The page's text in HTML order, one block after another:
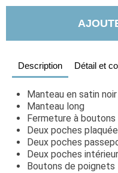
Description Détail et
Manteau en satin noir
Manteau long
Fermeture à boutons
Deux poches
Deux poches
Deux poches
Boutons de poignets